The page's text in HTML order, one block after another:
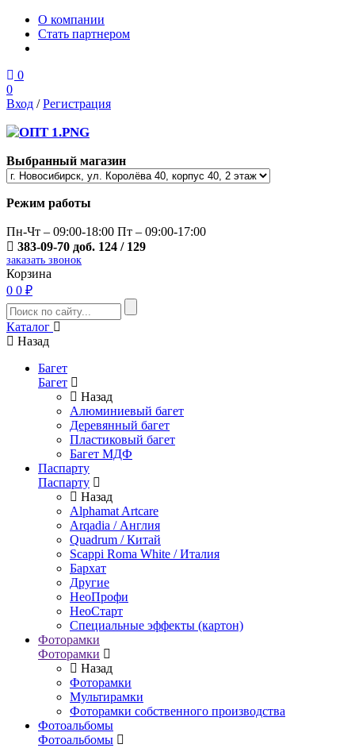
О компании
Стать партнером
0
0
Вход /Регистрация
Выбранный магазин
Режим работы
Пн-Чт – 09:00-18:00 Пт – 09:00-17:00
383-09-70 доб. 124 / 129
заказать звонок
Корзина
0 0 ₽
Каталог
Назад
Багет
Багет
Назад
Алюминиевый багет
Деревянный багет
Пластиковый багет
Багет МДФ
Паспарту
Паспарту
Назад
Alphamat Artcare
Arqadia / Англия
Quadrum / Китай
Scappi Roma White / Италия
Бархат
Другие
НеоПрофи
НеоСтарт
Специальные эффекты (картон)
Фоторамки
Фоторамки
Назад
Фоторамки
Мультирамки
Фоторамки собственного производства
Фотоальбомы
Фотоальбомы